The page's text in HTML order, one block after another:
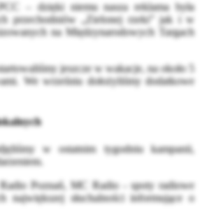
– dzięki niemu nasza reklama była
przechodniów „Zielonej rzeki” jak i w
na Międzynarodowych Targach
jeszcze w wakacje, na około 5
We wrześniu dołożyliśmy dodatkowe
w ostatnim tygodniu kampanii,
Poznań, MC Radio - spoty radiowe
największej słuchalności informujące o